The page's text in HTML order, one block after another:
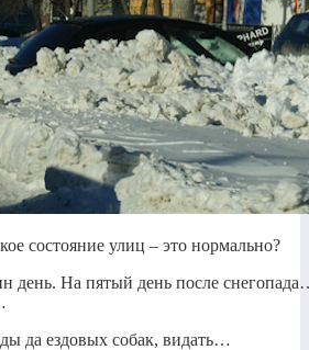
состояние улиц – это нормально?
день. На пятый день после
да ездовых собак, видать…